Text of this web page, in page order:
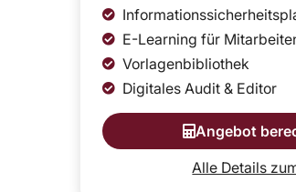
E-Learning für
Vorlagenbibliothek
Digitales Audit & Editor
Angebot
Alle Details